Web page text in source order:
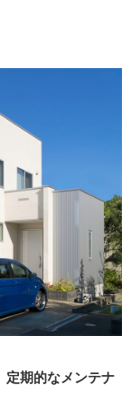
定期的なメンテナ